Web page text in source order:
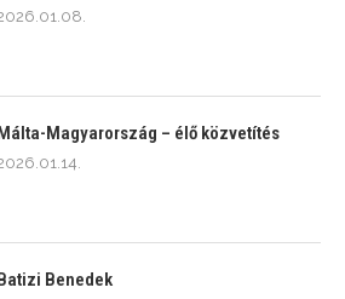
Magyarország – élő közvetítés
Benedek